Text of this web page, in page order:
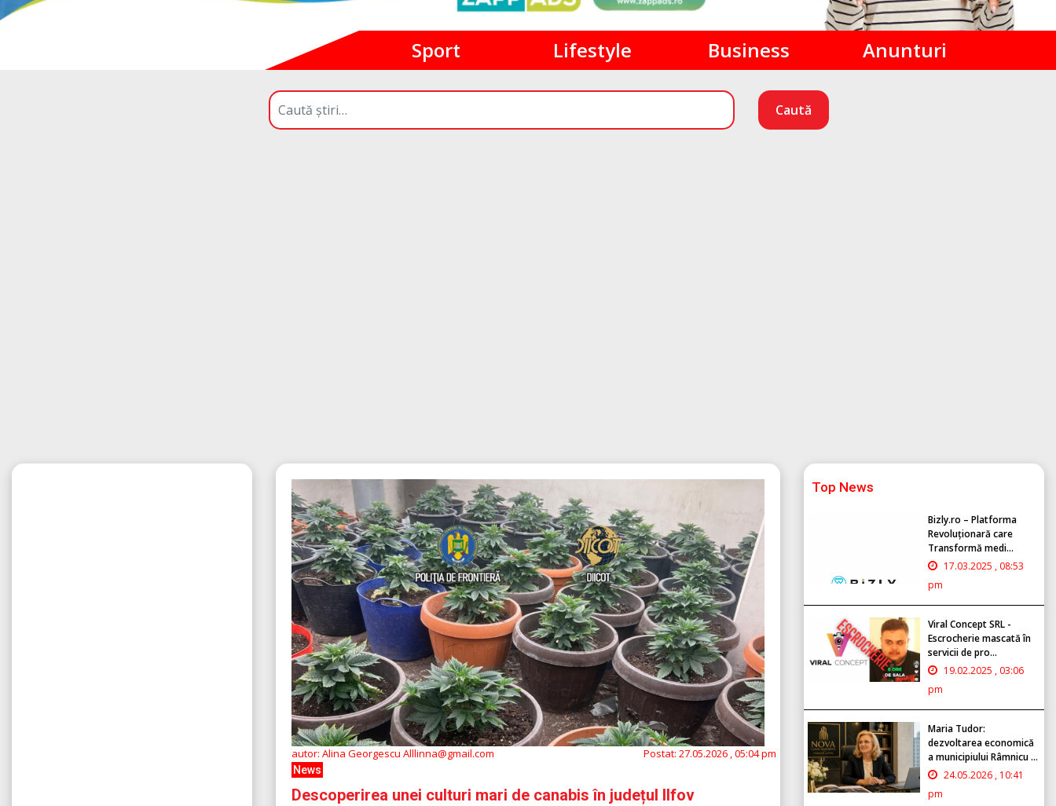
Sport Lifestyle Business Anunturi
Caută
autor: Alina Georgescu Alllinna@gmail.com Postat: 27.05.2026 , 05:04 pm
News
Descoperirea unei culturi mari de canabis în județul Ilfov
Top News
Bizly.ro – Platforma
Revoluționară care
Transformă medi...
17.03.2025 , 08:53
pm
Viral Concept SRL -
Escrocherie mascată în
servicii de pro...
19.02.2025 , 03:06
pm
Maria Tudor:
dezvoltarea economică
a municipiului Râmnicu ...
24.05.2026 , 10:41
pm